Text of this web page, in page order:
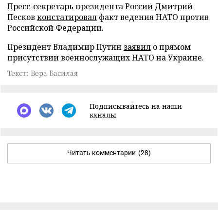
Пресс-секретарь президента России Дмитрий
Песков констатировал факт ведения НАТО против
Российской Федерации.
Президент Владимир Путин заявил о прямом
присутствии военнослужащих НАТО на Украине.
Текст: Вера Басилая
Подписывайтесь на наши
каналы
Читать комментарии (28)